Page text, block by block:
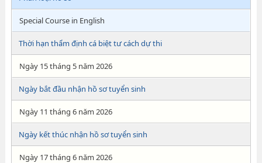
Special Course in English
Thời hạn thẩm định cá biệt tư cách dự thi
Ngày 15 tháng 5 năm 2026
Ngày bắt đầu nhận hồ sơ tuyển sinh
Ngày 11 tháng 6 năm 2026
Ngày kết thúc nhận hồ sơ tuyển sinh
Ngày 17 tháng 6 năm 2026